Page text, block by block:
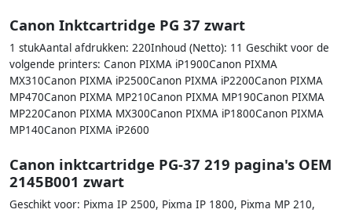
Canon Inktcartridge PG 37 zwart
1 stukAantal afdrukken: 220Inhoud (Netto): 11 Geschikt voor de
volgende printers: Canon PIXMA iP1900Canon PIXMA
MX310Canon PIXMA iP2500Canon PIXMA iP2200Canon PIXMA
MP470Canon PIXMA MP210Canon PIXMA MP190Canon PIXMA
MP220Canon PIXMA MX300Canon PIXMA iP1800Canon PIXMA
MP140Canon PIXMA iP2600
Canon inktcartridge PG-37 219 pagina's OEM
2145B001 zwart
Geschikt voor: Pixma IP 2500, Pixma IP 1800, Pixma MP 210,